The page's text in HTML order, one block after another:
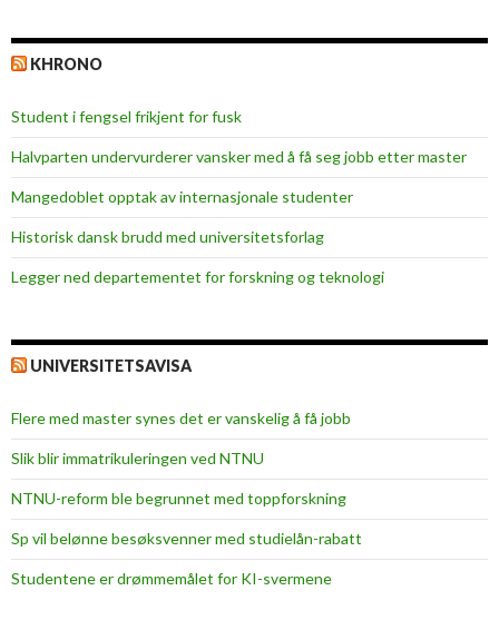
h
e
n
t
i
s
d
t
o
r
i
u
m
.
KHRONO
Student i fengsel frikjent for fusk
Halvparten undervurderer vansker med å få seg jobb etter master
Mangedoblet opptak av internasjonale studenter
Historisk dansk brudd med universitetsforlag
Legger ned departementet for forskning og teknologi
UNIVERSITETSAVISA
Flere med master synes det er vanskelig å få jobb
Slik blir immatrikuleringen ved NTNU
NTNU-reform ble begrunnet med toppforskning
Sp vil belønne besøksvenner med studielån-rabatt
Studentene er drømmemålet for KI-svermene